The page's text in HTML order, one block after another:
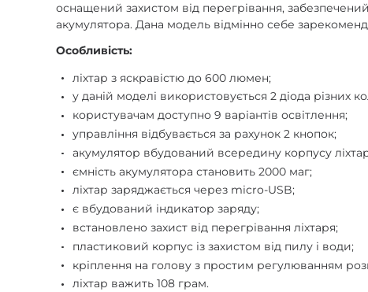
оснащений захистом від перегрівання,
акумулятора. Дана модель відмінно себе
Особливість:
ліхтар з яскравістю до 600 люмен;
у даній моделі використовується 2 діода різних
користувачам доступно 9 варіантів освітлення;
управління відбувається за рахунок 2 кнопок;
акумулятор вбудований всередину корпусу
ємність акумулятора становить 2000 маг;
ліхтар заряджається через micro-USB;
є вбудований індикатор заряду;
встановлено захист від перегрівання ліхтаря;
пластиковий корпус із захистом від пилу і води;
кріплення на голову з простим регулюванням
ліхтар важить 108 грам.